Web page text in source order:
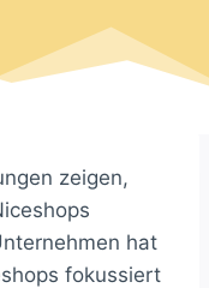
zeigen,
hat
fokussiert